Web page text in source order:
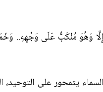
وَهُوَ مُنْكَبٌّ عَلَى وَجْهِهِ..
يتمحور على